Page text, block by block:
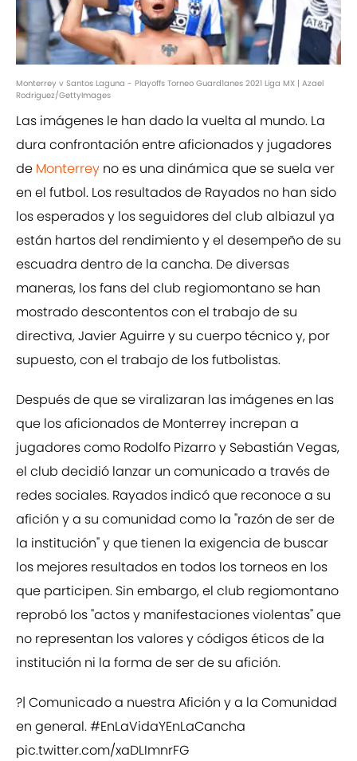
Monterrey v Santos Laguna - Playoffs Torneo Guard1anes 2021 Liga MX | Azael
Rodriguez/GettyImages
Las imágenes le han dado la vuelta al mundo. La
dura confrontación entre aficionados y jugadores
de Monterrey no es una dinámica que se suela ver
en el futbol. Los resultados de Rayados no han sido
los esperados y los seguidores del club albiazul ya
están hartos del rendimiento y el desempeño de su
escuadra dentro de la cancha. De diversas
maneras, los fans del club regiomontano se han
mostrado descontentos con el trabajo de su
directiva, Javier Aguirre y su cuerpo técnico y, por
supuesto, con el trabajo de los futbolistas.
Después de que se viralizaran las imágenes en las
que los aficionados de Monterrey increpan a
jugadores como Rodolfo Pizarro y Sebastián Vegas,
el club decidió lanzar un comunicado a través de
redes sociales. Rayados indicó que reconoce a su
afición y a su comunidad como la "razón de ser de
la institución" y que tienen la exigencia de buscar
los mejores resultados en todos los torneos en los
que participen. Sin embargo, el club regiomontano
reprobó los "actos y manifestaciones violentas" que
no representan los valores y códigos éticos de la
institución ni la forma de ser de su afición.
?| Comunicado a nuestra Afición y a la Comunidad
en general.#EnLaVidaYEnLaCancha
pic.twitter.com/xaDLImnrFG